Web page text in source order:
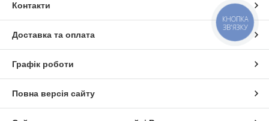
Контакти
Доставка та оплата
Графік роботи
Повна версія сайту
КНОПКА
ЗВ'ЯЗКУ